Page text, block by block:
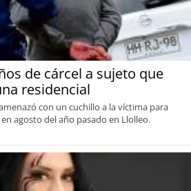
de cárcel a sujeto que
residencial
con un cuchillo a la víctima para
agosto del año pasado en Llolleo.